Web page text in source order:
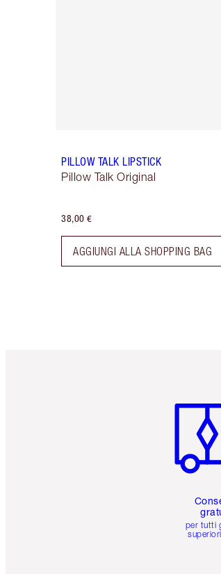
PILLOW TALK LIPSTICK
Pillow Talk Original
38,00 €
AGGIUNGI ALLA SHOPPING BAG
per tutti
superiori